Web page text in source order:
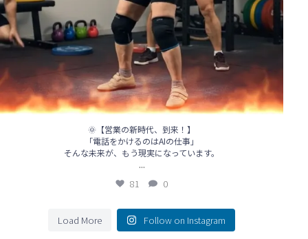
🌞【営業の新時代、到来！】
「電話をかけるのはAIの仕事」
そんな未来が、もう現実になっています。
...
81 0
Load More Follow on Instagram